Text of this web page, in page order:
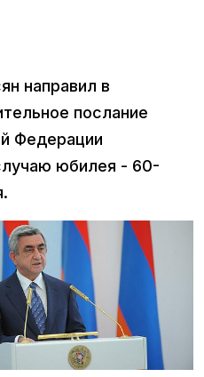
направил в
послание
Федерации
юбилея - 60-